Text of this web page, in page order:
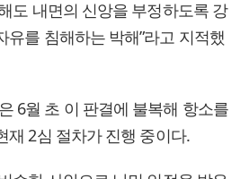
도 내면의 신앙을 부정하도록 강
유를 침해하는 박해”라고 지적했
6월 초 이 판결에 불복해 항소를
재 2심 절차가 진행 중이다.